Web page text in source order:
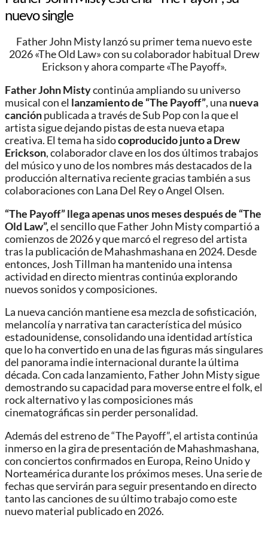
nuevo single
Father John Misty lanzó su primer tema nuevo este
2026 «The Old Law» con su colaborador habitual Drew
Erickson y ahora comparte «The Payoff».
Father John Mistycontinúa ampliando su universo
musical con el lanzamiento de “The Payoff”, una nueva
canciónpublicada a través de Sub Pop con la que el
artista sigue dejando pistas de esta nueva etapa
creativa. El tema ha sidocoproducido junto a Drew
Erickson, colaborador clave en los dos últimos trabajos
del músico y uno de los nombres más destacados de la
producción alternativa reciente gracias también a sus
colaboraciones con Lana Del Rey o Angel Olsen.
“The Payoff” llega apenas unos meses después de “The
Old Law”,el sencillo que Father John Misty compartió a
comienzos de 2026 y que marcó el regreso del artista
tras la publicación de Mahashmashana en 2024. Desde
entonces, Josh Tillman ha mantenido una intensa
actividad en directo mientras continúa explorando
nuevos sonidos y composiciones.
La nueva canción mantiene esa mezcla de sofisticación,
melancolía y narrativa tan característica del músico
estadounidense, consolidando una identidad artística
que lo ha convertido en una de las figuras más singulares
del panorama indie internacional durante la última
década. Con cada lanzamiento, Father John Misty sigue
demostrando su capacidad para moverse entre el folk, el
rock alternativo y las composiciones más
cinematográficas sin perder personalidad.
Además del estreno de “The Payoff”, el artista continúa
inmerso en la gira de presentación de Mahashmashana,
con conciertos confirmados en Europa, Reino Unido y
Norteamérica durante los próximos meses. Una serie de
fechas que servirán para seguir presentando en directo
tanto las canciones de su último trabajo como este
nuevo material publicado en 2026.